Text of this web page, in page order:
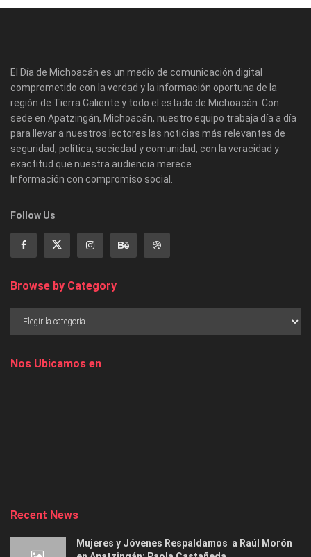
El Día de Michoacán es un medio de comunicación digital
comprometido con la verdad y la información oportuna de la
región de Tierra Caliente y todo el estado de Michoacán. Con
sede en Apatzingán, Michoacán, nuestro equipo trabaja día a día
para llevar a nuestros lectores las noticias más relevantes de
seguridad, política, sociedad y comunidad, con la veracidad y
exactitud que nuestra audiencia merece.
Información con compromiso social.
Follow Us
Browse by Category
Nos Ubicamos en
Recent News
Mujeres y Jóvenes Respaldamos a Raúl Morón